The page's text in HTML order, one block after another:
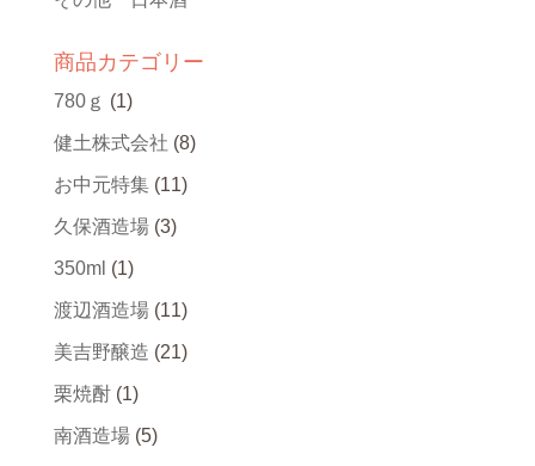
商品カテゴリー
780ｇ (1)
健土株式会社 (8)
お中元特集 (11)
久保酒造場 (3)
350ml (1)
渡辺酒造場 (11)
美吉野醸造 (21)
栗焼酎 (1)
南酒造場 (5)